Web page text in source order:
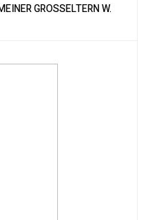
GROSSELTERN W. U